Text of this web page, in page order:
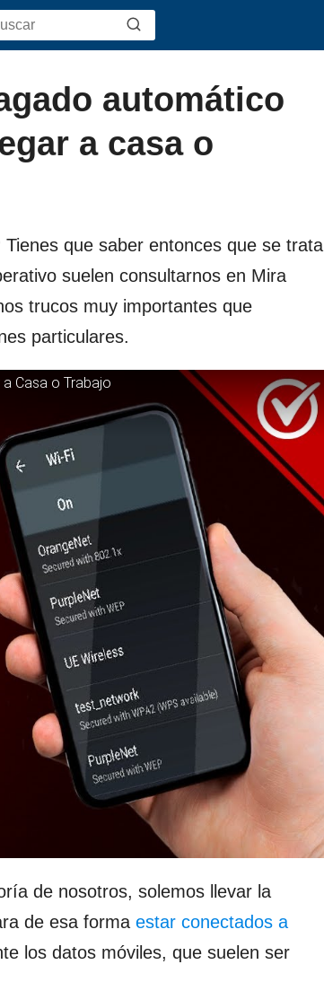
automático
a casa o
Tienes que saber entonces que se trata
suelen consultarnos en Mira
trucos muy importantes que
particulares.
Casa o Trabajo
de nosotros, solemos llevar la
de esa forma estar conectados a
los datos móviles, que suelen ser